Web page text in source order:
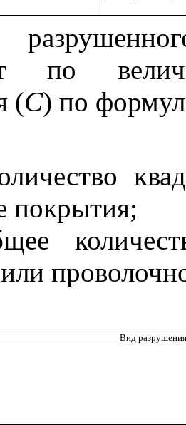
по
(С) по
покрытия;
Вид разрушения